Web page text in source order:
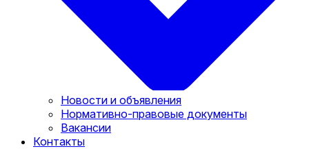
Новости и объявления
Нормативно-правовые документы
Вакансии
Контакты